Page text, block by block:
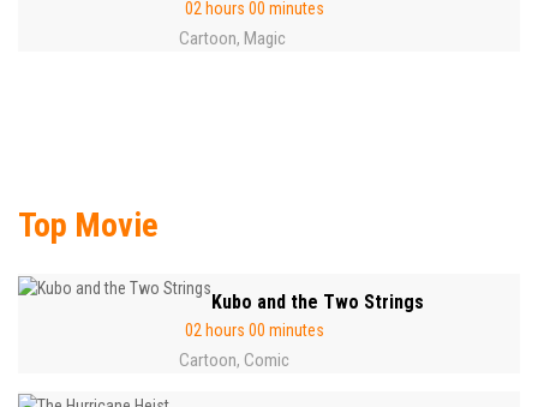
02 hours 00 minutes
Cartoon, Magic
Top Movie
Kubo and the Two Strings
02 hours 00 minutes
Cartoon, Comic